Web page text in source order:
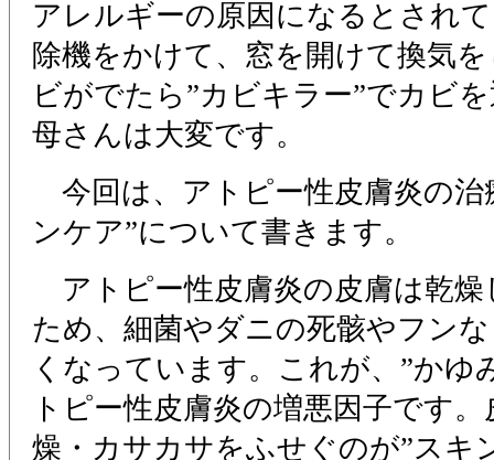
アレルギーの原因になるとされ
除機をかけて、窓を開けて換気
ビがでたら”カビキラー”でカビ
母さんは大変です。
今回は、アトピー性皮膚炎の治
ンケア”について書きます。
アトピー性皮膚炎の皮膚は乾
ため、細菌やダニの死骸やフン
くなっています。これが、”かゆ
トピー性皮膚炎の増悪因子です
燥・カサカサをふせぐのが”スキ